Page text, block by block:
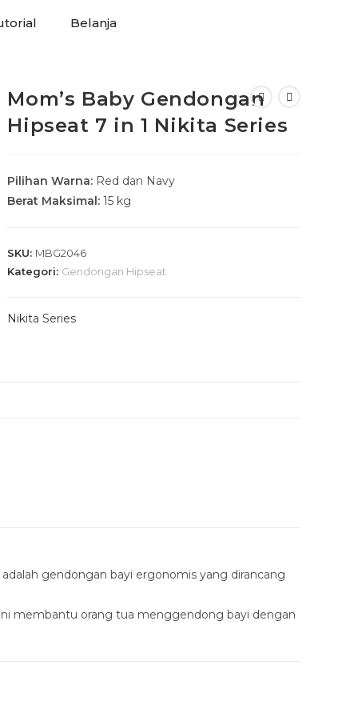
Belanja
Mom’s Baby Gendongan
Hipseat 7 in 1 Nikita Series
Pilihan Warna: Red dan Navy
Berat Maksimal: 15 kg
SKU: MBG2046
Kategori: Gendongan Hipseat
Nikita Series
adalah gendongan bayi ergonomis yang dirancang
membantu orang tua menggendong bayi dengan